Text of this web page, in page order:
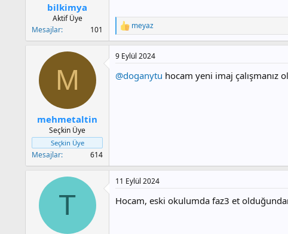
bilkimya
Aktif Üye
Mesajlar
101
T
e
p
k
l
meyaz
M
mehmetaltin
Seçkin Üye
Seçkin Üye
Mesajlar 614
9 Eylül 2024
@doganytu hocam yeni imaj çalışmanız
T
11 Eylül 2024
Hocam, eski okulumda faz3 et